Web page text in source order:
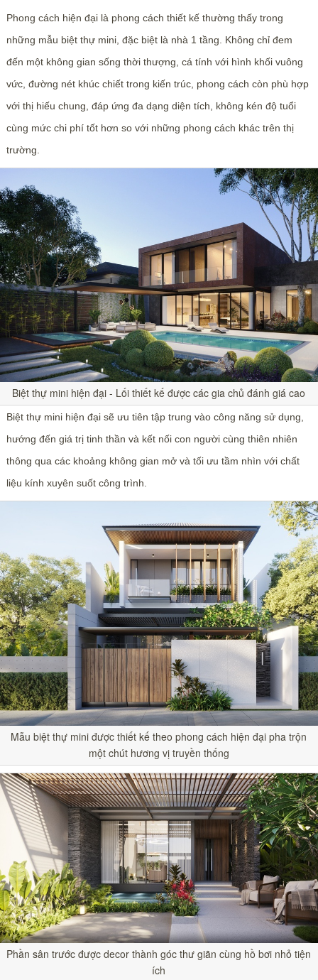
Phong cách hiện đại là phong cách thiết kế thường thấy trong
những mẫu biệt thự mini, đặc biệt là nhà 1 tầng. Không chỉ đem
đến một không gian sống thời thượng, cá tính với hình khối vuông
vức, đường nét khúc chiết trong kiến trúc, phong cách còn phù hợp
với thị hiếu chung, đáp ứng đa dạng diện tích, không kén độ tuổi
cùng mức chi phí tốt hơn so với những phong cách khác trên thị
trường.
Biệt thự mini hiện đại - Lối thiết kế được các gia chủ đánh giá cao
Biệt thự mini hiện đại sẽ ưu tiên tập trung vào công năng sử dụng,
hướng đến giá trị tinh thần và kết nối con người cùng thiên nhiên
thông qua các khoảng không gian mở và tối ưu tầm nhìn với chất
liệu kính xuyên suốt công trình.
Mẫu biệt thự mini được thiết kế theo phong cách hiện đại pha trộn
một chút hương vị truyền thống
Phần sân trước được decor thành góc thư giãn cùng hồ bơi nhỏ tiện
ích